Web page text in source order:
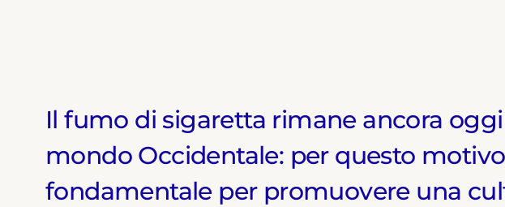
Il fumo di sigaretta rimane ancora
mondo Occidentale: per questo
fondamentale per promuovere una